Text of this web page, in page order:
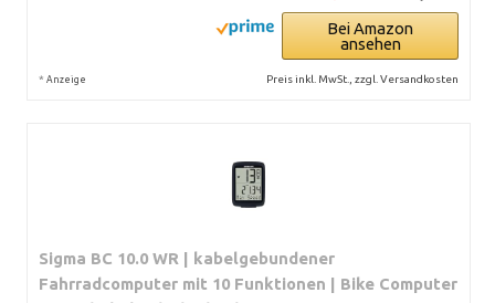
Bei Amazon
ansehen
* Anzeige Preis inkl. MwSt., zzgl. Versandkosten
Sigma BC 10.0 WR | kabelgebundener
Fahrradcomputer mit 10 Funktionen | Bike Computer